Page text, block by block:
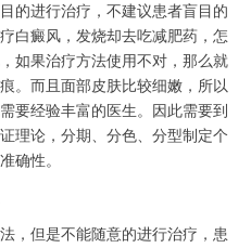
进行治疗，不建议患者盲目的
白癜风，发烧却去吃减肥药，怎
如果治疗方法使用不对，那么就
。而且面部皮肤比较细嫩，所以
要经验丰富的医生。因此需要到
理论，分期、分色、分型制定个
确性。
但是不能随意的进行治疗，患